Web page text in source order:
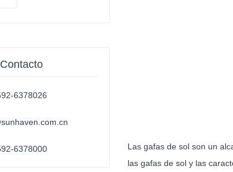
Las gafas de sol son un
las gafas de sol y las
6378026
6378000